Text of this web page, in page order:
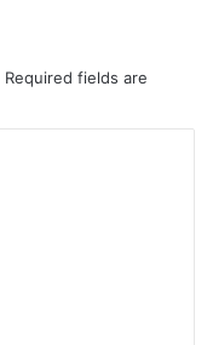
Required fields are